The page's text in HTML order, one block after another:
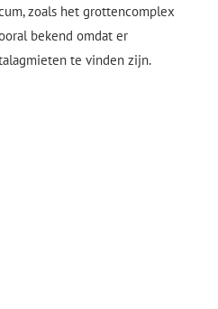
zoals het grottencomplex
bekend omdat er
te vinden zijn.